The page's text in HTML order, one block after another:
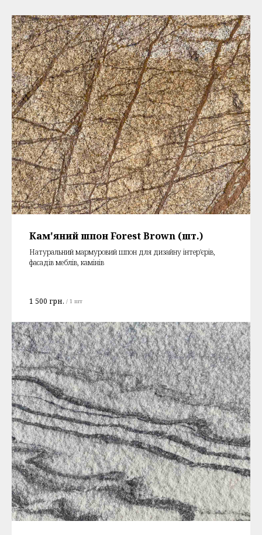
Кам'яний шпон Forest Brown (шт.)
Натуральний мармуровий шпон для дизайну інтер'єрів,
фасадів меблів, камінів
1 500 грн. / 1 шт